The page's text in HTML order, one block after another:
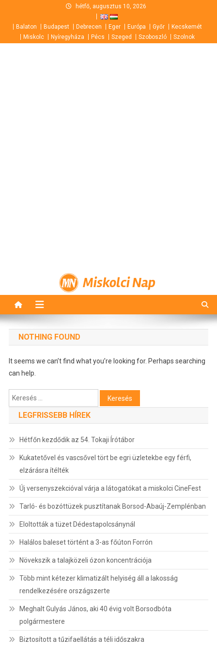
content
hétfő, augusztus 10, 2026
Balaton Budapest Debrecen Eger Európa Győr
Kecskemét
Miskolc
Nyíregyháza Pécs Szeged Szoboszló Szolnok
Miskolci Nap
NOTHING FOUND
It seems we can’t find what you’re looking for. Perhaps searching
can help.
Keresés:
LEGFRISSEBB HÍREK
Hétfőn kezdődik az 54. Tokaji Írótábor
Kukatetővel és vascsővel tört be egri üzletekbe egy férfi,
elzárásra ítélték
Új versenyszekcióval várja a látogatókat a miskolci CineFest
Tarló- és bozóttüzek pusztítanak Borsod-Abaúj-Zemplénban
Eloltották a tüzet Dédestapolcsánynál
Halálos baleset történt a 3-as főúton Forrón
Növekszik a talajközeli ózon koncentrációja
Több mint kétezer klimatizált helyiség áll a lakosság
rendelkezésére országszerte
Meghalt Gulyás János, aki 40 évig volt Borsodbóta
polgármestere
Biztosított a tűzifaellátás a téli időszakra